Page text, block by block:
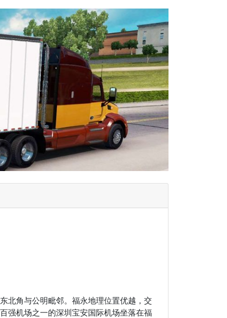
北角与公明毗邻。福永地理位置优越，交
强机场之一的深圳宝安国际机场坐落在福